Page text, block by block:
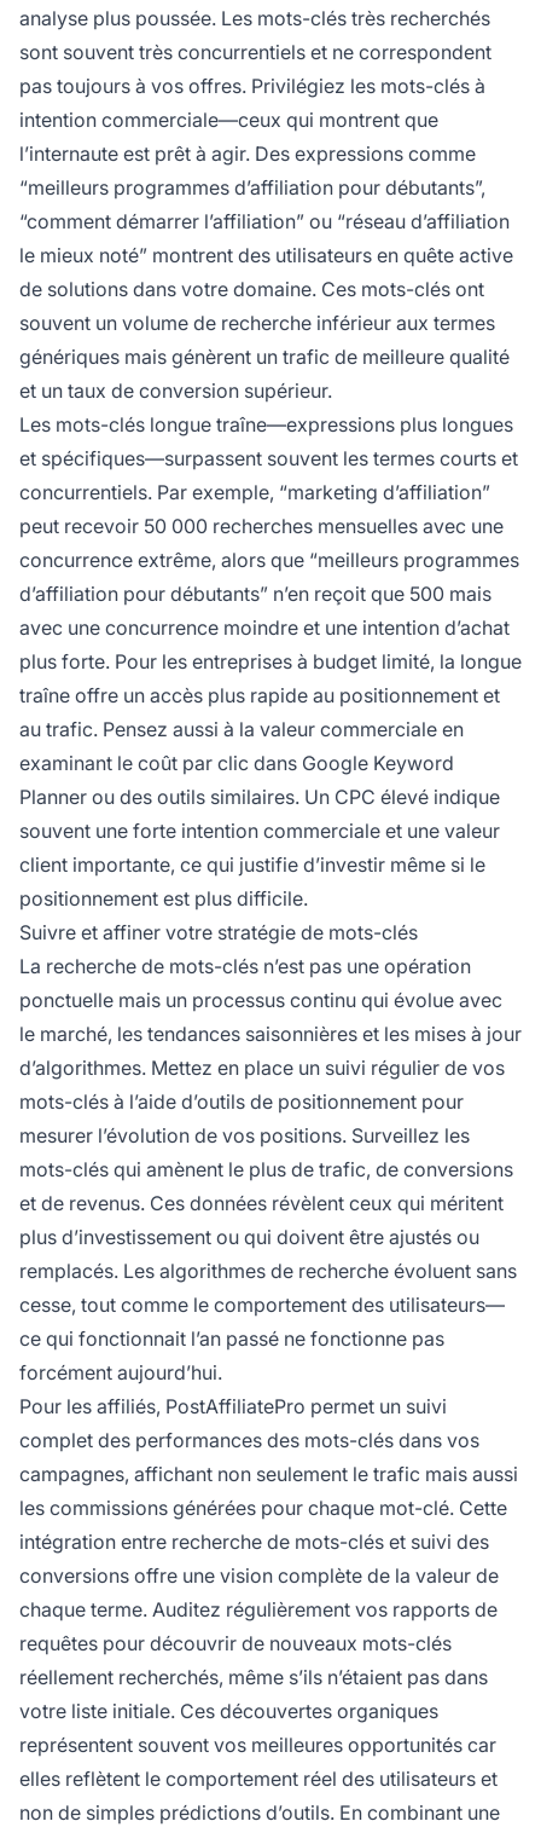
analyse plus poussée. Les mots-clés très recherchés
sont souvent très concurrentiels et ne correspondent
pas toujours à vos offres. Privilégiez les mots-clés à
intention commerciale—ceux qui montrent que
l’internaute est prêt à agir. Des expressions comme
“meilleurs programmes d’affiliation pour débutants”,
“comment démarrer l’affiliation” ou “réseau d’affiliation
le mieux noté” montrent des utilisateurs en quête active
de solutions dans votre domaine. Ces mots-clés ont
souvent un volume de recherche inférieur aux termes
génériques mais génèrent un trafic de meilleure qualité
et un taux de conversion supérieur.
Les mots-clés longue traîne—expressions plus longues
et spécifiques—surpassent souvent les termes courts et
concurrentiels. Par exemple, “marketing d’affiliation”
peut recevoir 50 000 recherches mensuelles avec une
concurrence extrême, alors que “meilleurs programmes
d’affiliation pour débutants” n’en reçoit que 500 mais
avec une concurrence moindre et une intention d’achat
plus forte. Pour les entreprises à budget limité, la longue
traîne offre un accès plus rapide au positionnement et
au trafic. Pensez aussi à la valeur commerciale en
examinant le coût par clic dans Google Keyword
Planner ou des outils similaires. Un CPC élevé indique
souvent une forte intention commerciale et une valeur
client importante, ce qui justifie d’investir même si le
positionnement est plus difficile.
Suivre et affiner votre stratégie de mots-clés
La recherche de mots-clés n’est pas une opération
ponctuelle mais un processus continu qui évolue avec
le marché, les tendances saisonnières et les mises à jour
d’algorithmes. Mettez en place un suivi régulier de vos
mots-clés à l’aide d’outils de positionnement pour
mesurer l’évolution de vos positions. Surveillez les
mots-clés qui amènent le plus de trafic, de conversions
et de revenus. Ces données révèlent ceux qui méritent
plus d’investissement ou qui doivent être ajustés ou
remplacés. Les algorithmes de recherche évoluent sans
cesse, tout comme le comportement des utilisateurs—
ce qui fonctionnait l’an passé ne fonctionne pas
forcément aujourd’hui.
Pour les affiliés, PostAffiliatePro permet un suivi
complet des performances des mots-clés dans vos
campagnes, affichant non seulement le trafic mais aussi
les commissions générées pour chaque mot-clé. Cette
intégration entre recherche de mots-clés et suivi des
conversions offre une vision complète de la valeur de
chaque terme. Auditez régulièrement vos rapports de
requêtes pour découvrir de nouveaux mots-clés
réellement recherchés, même s’ils n’étaient pas dans
votre liste initiale. Ces découvertes organiques
représentent souvent vos meilleures opportunités car
elles reflètent le comportement réel des utilisateurs et
non de simples prédictions d’outils. En combinant une